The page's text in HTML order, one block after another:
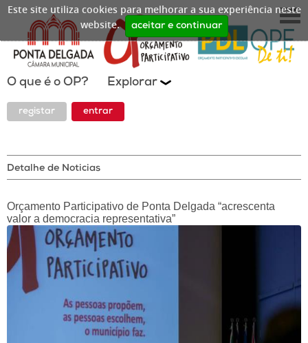
Este site utiliza cookies para melhorar a sua experiência neste
website.
aceitar e continuar
O que é o OP? Explorar
registar entrar
Detalhe de Noticias
Orçamento Participativo de Ponta Delgada “acrescenta
valor a democracia representativa”